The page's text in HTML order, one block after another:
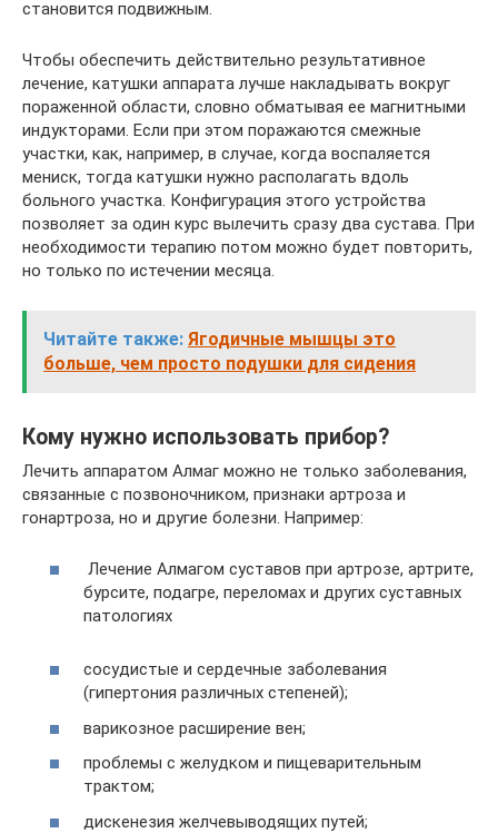
становится подвижным.
Чтобы обеспечить действительно результативное
лечение, катушки аппарата лучше накладывать вокруг
пораженной области, словно обматывая ее магнитными
индукторами. Если при этом поражаются смежные
участки, как, например, в случае, когда воспаляется
мениск, тогда катушки нужно располагать вдоль
больного участка. Конфигурация этого устройства
позволяет за один курс вылечить сразу два сустава. При
необходимости терапию потом можно будет повторить,
но только по истечении месяца.
Читайте также: Ягодичные мышцы это
больше, чем просто подушки для сидения
Кому нужно использовать прибор?
Лечить аппаратом Алмаг можно не только заболевания,
связанные с позвоночником, признаки артроза и
гонартроза, но и другие болезни. Например:
Лечение Алмагом суставов при артрозе, артрите,
бурсите, подагре, переломах и других суставных
патологиях
сосудистые и сердечные заболевания
(гипертония различных степеней);
варикозное расширение вен;
проблемы с желудком и пищеварительным
трактом;
дискенезия желчевыводящих путей;